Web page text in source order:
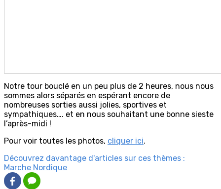
Notre tour bouclé en un peu plus de 2 heures, nous nous
sommes alors séparés en espérant encore de
nombreuses sorties aussi jolies, sportives et
sympathiques…. et en nous souhaitant une bonne sieste
l’après-midi !
Pour voir toutes les photos, cliquer ici.
Découvrez davantage d'articles sur ces thèmes :
Marche Nordique